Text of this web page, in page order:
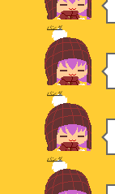
パンダ
パンダ
パンダ